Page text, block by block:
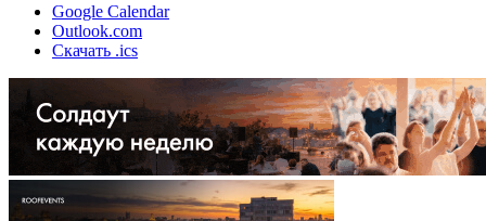
Google Calendar
Outlook.com
Скачать .ics